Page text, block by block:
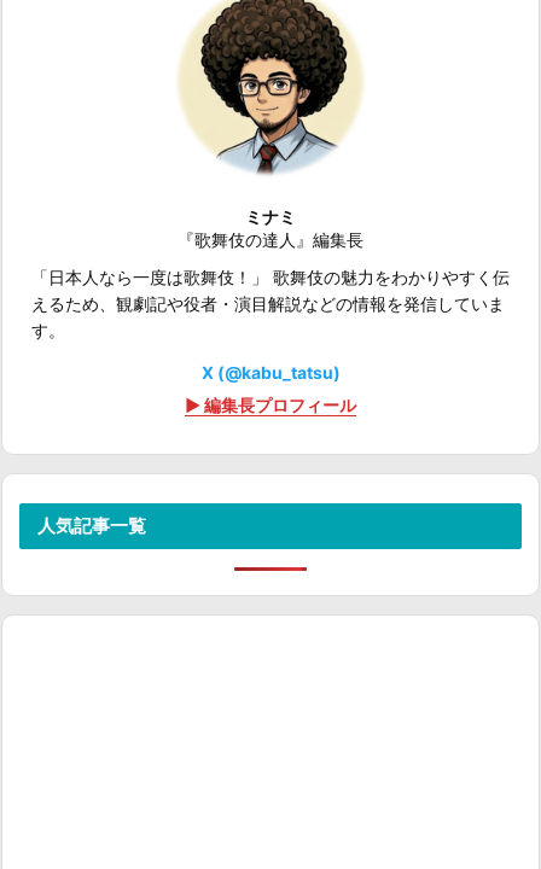
ミナミ
『歌舞伎の達人』編集長
「日本人なら一度は歌舞伎！」 歌舞伎の魅力をわかりやすく伝
えるため、観劇記や役者・演目解説などの情報を発信していま
す。
X (@kabu_tatsu)
▶ 編集長プロフィール
人気記事一覧